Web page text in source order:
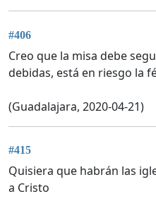
#406
Creo que la misa debe
debidas, está en riesgo la
(Guadalajara, 2020-04-21)
#415
Quisiera que habrán las
a Cristo